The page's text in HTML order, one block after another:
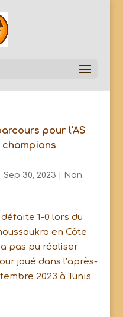
pour l'AS
champions
Sep 30, 2023
Non
1-0 lors du
en Côte
pas pu réaliser
joué dans l’après-
2023 à Tunis